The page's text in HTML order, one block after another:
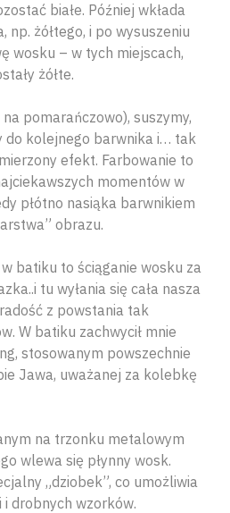
białe. Później wkłada
np. żółtego, i po wysuszeniu
wosku – w tych miejscach,
żółte.
pomarańczowo), suszymy,
do kolejnego barwnika i… tak
efekt. Farbowanie to
momentów w
płótno nasiąka barwnikiem
obrazu.
batiku to ściąganie wosku za
tu wyłania się cała nasza
z powstania tak
W batiku zachwycił mnie
stosowanym powszechnie
Jawa, uważanej za kolebkę
na trzonku metalowym
wlewa się płynny wosk.
„dziobek”, co umożliwia
i drobnych wzorków.